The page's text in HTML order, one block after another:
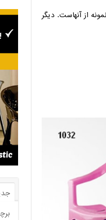
از آنهاست. دیگر